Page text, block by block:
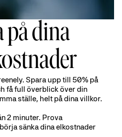
på dina
Spara upp till 50% på
få full överblick över din
ställe, helt på dina villkor.
2 minuter. Prova
sänka dina elkostnader